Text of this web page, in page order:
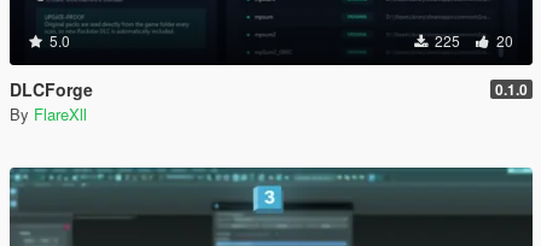
5.0 225 20
DLCForge 0.1.0
By FlareXll